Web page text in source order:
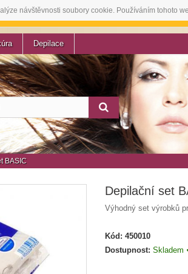
návštěvnosti soubory cookie. Používáním tohoto
Depilace
BASIC
Depilační set
Výhodný set výrobků
Kód: 450010
Dostupnost: Skladem